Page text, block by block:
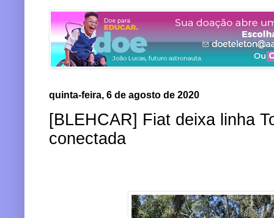
quinta-feira, 6 de agosto de 2020
[BLEHCAR] Fiat deixa linha
conectada